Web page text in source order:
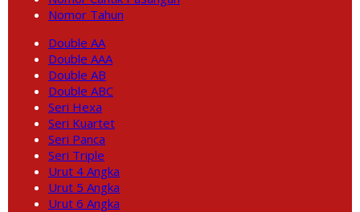
Nomor Tahun
Double AA
Double AAA
Double AB
Double ABC
Seri Hexa
Seri Kuartet
Seri Panca
Seri Triple
Urut 4 Angka
Urut 5 Angka
Urut 6 Angka